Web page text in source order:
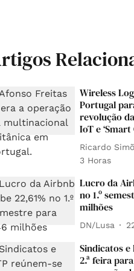
Wireless
Portugal
revolução
IoT e ‘Smart
Ricardo
3 Horas
Lucro da
no 1.º
milhões
DN/Lusa
Sindicatos e
2.ª feira